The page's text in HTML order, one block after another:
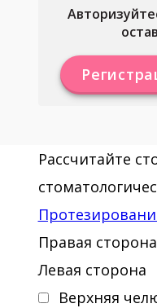
Рассчитайте
Правая сторона
Левая сторона
Верхняя